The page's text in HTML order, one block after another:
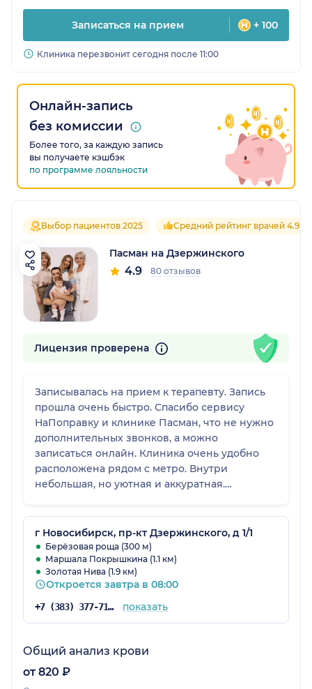
Записаться на прием + 100
Клиника перезвонит сегодня после 11:00
Онлайн-запись
без комиссии
Более того, за каждую запись
вы получаете кэшбэк
по программе лояльности
Выбор пациентов 2025 Средний рейтинг врачей 4.9
Пасман на Дзержинского
4.9 80 отзывов
Лицензия проверена
Записывалась на прием к терапевту. Запись
прошла очень быстро. Спасибо сервису
НаПоправку и клинике Пасман, что не нужно
дополнительных звонков, а можно
записаться онлайн. Клиника очень удобно
расположена рядом с метро. Внутри
небольшая, но уютная и аккуратная.
немного задержался и спасибо
администратору, что сказала об этом и
принесла извинения. Вроде мелочь, но
чувствуется небезразличие к пациенту.
г Новосибирск, пр-кт Дзержинского, д 1/1
Берёзовая роща (300 м)
Маршала Покрышкина (1.1 км)
Золотая Нива (1.9 км)
Откроется завтра в 08:00
+7 (383) 377-71-34 показать
Общий анализ крови
от 820 ₽